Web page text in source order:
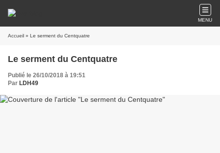
MENU
Accueil » Le serment du Centquatre
Le serment du Centquatre
Publié le 26/10/2018 à 19:51
Par LDH49